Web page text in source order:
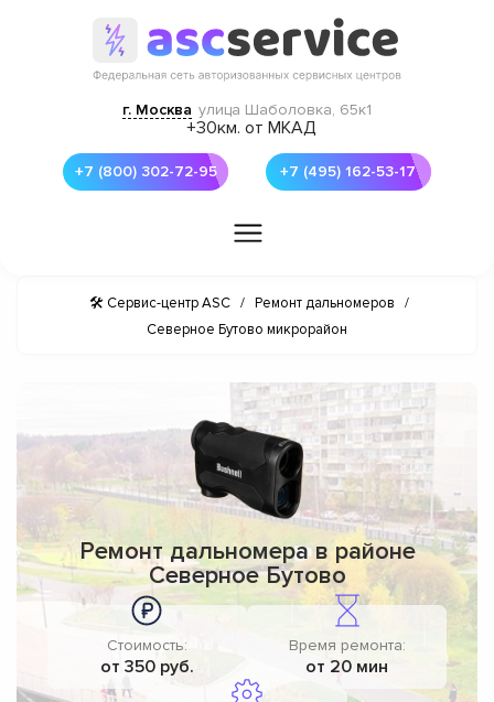
г. Москва улица Шаболовка, 65к1
+30км. от МКАД
+7 (800) 302-72-95 +7 (495) 162-53-17
🛠 Сервис-центр ASC / Ремонт дальномеров
/
Северное Бутово микрорайон
Ремонт дальномера в районе
Северное Бутово
Стоимость:
от 350 руб.
Время ремонта:
от 20 мин